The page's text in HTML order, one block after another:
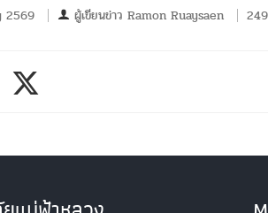
2569 ผู้เขียนข่าว Ramon Ruaysaen